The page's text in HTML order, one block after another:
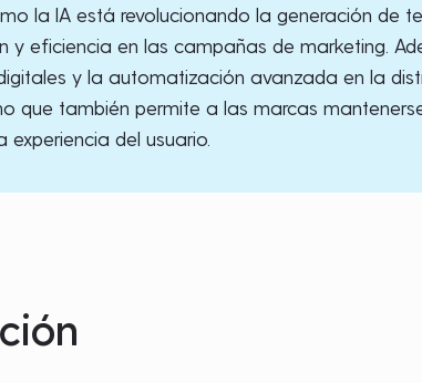
la IA está revolucionando la generación de
y eficiencia en las campañas de marketing.
y la automatización avanzada en la
que también permite a las marcas
experiencia del usuario.